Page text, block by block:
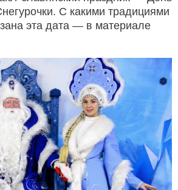
С какими традициями
эта дата — в материале